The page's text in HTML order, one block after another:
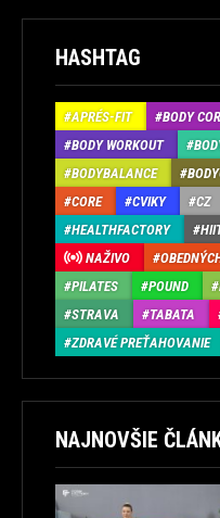
HASHTAG
APRÉS-FIT BODY
BODY WORKOUT
BODYBALANCE
CORE
CVIKY CZ
HEALTHFACTORY
NAŽIVO
PILATES
POUND
STRAVA
TABATA
ZDRAVÉ PREŤAHOVANIE
NAJNOVŠIE